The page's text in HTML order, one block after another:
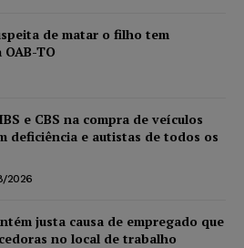
de matar o filho tem
TO
e CBS na compra de veículos
deficiência e autistas de todos os
2026
justa causa de empregado que
no local de trabalho